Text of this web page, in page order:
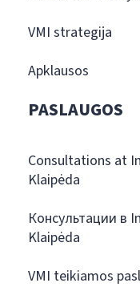
VMI strategija
Apklausos
PASLAUGOS
Consultations at
Klaipėda
Консультации в
Klaipėda
VMI teikiamos